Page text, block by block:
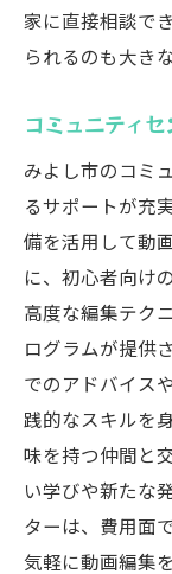
みよし
トの可
地元の
みよし
地域社
愛知県み
対策
初心者
動画
学習を
課題を
地域特
動画編
家に直接相談で
られるのも大き
コミュニティ
みよし市のコミ
るサポートが充
備を活用して動
に、初心者向け
高度な編集テク
ログラムが提供
でのアドバイス
践的なスキルを
味を持つ仲間と
い学びや新たな
ターは、費用面
気軽に動画編集